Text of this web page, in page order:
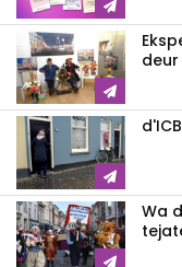
deur
Wa